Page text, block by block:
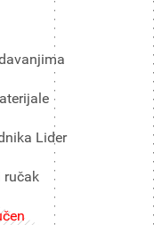
Lider
ručak